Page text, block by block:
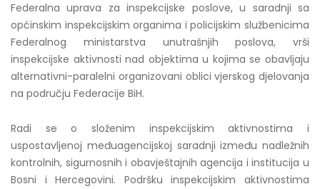
Federalna uprava za inspekcijske poslove, u saradnji sa
općinskim inspekcijskim organima i policijskim službenicima
Federalnog ministarstva unutrašnjih poslova, vrši
inspekcijske aktivnosti nad objektima u kojima se obavljaju
alternativni-paralelni organizovani oblici vjerskog djelovanja
na području Federacije BiH.
Radi se o složenim inspekcijskim aktivnostima i
uspostavljenoj međuagencijskoj saradnji između nadležnih
kontrolnih, sigurnosnih i obavještajnih agencija i institucija u
Bosni i Hercegovini. Podršku inspekcijskim aktivnostima